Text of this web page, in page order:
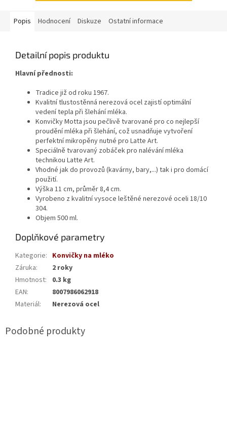
Popis Hodnocení Diskuze Ostatní informace
Detailní popis produktu
Hlavní přednosti:
Tradice již od roku 1967.
Kvalitní tlustostěnná nerezová ocel zajistí optimální
vedení tepla při šlehání mléka.
Konvičky Motta jsou pečlivě tvarované pro co nejlepší
proudění mléka při šlehání, což usnadňuje vytvoření
perfektní mikropěny nutné pro Latte Art.
Speciálně tvarovaný zobáček pro nalévání mléka
technikou Latte Art.
Vhodné jak do provozů (kavárny, bary,...) tak i pro domácí
použití.
Výška 11 cm, průměr 8,4 cm.
Vyrobeno z kvalitní vysoce leštěné nerezové oceli 18/10
304.
Objem 500 ml.
Doplňkové parametry
Kategorie: Konvičky na mléko
Záruka:
2 roky
Hmotnost:
0.3 kg
EAN:
8007986062918
Materiál: Nerezová ocel